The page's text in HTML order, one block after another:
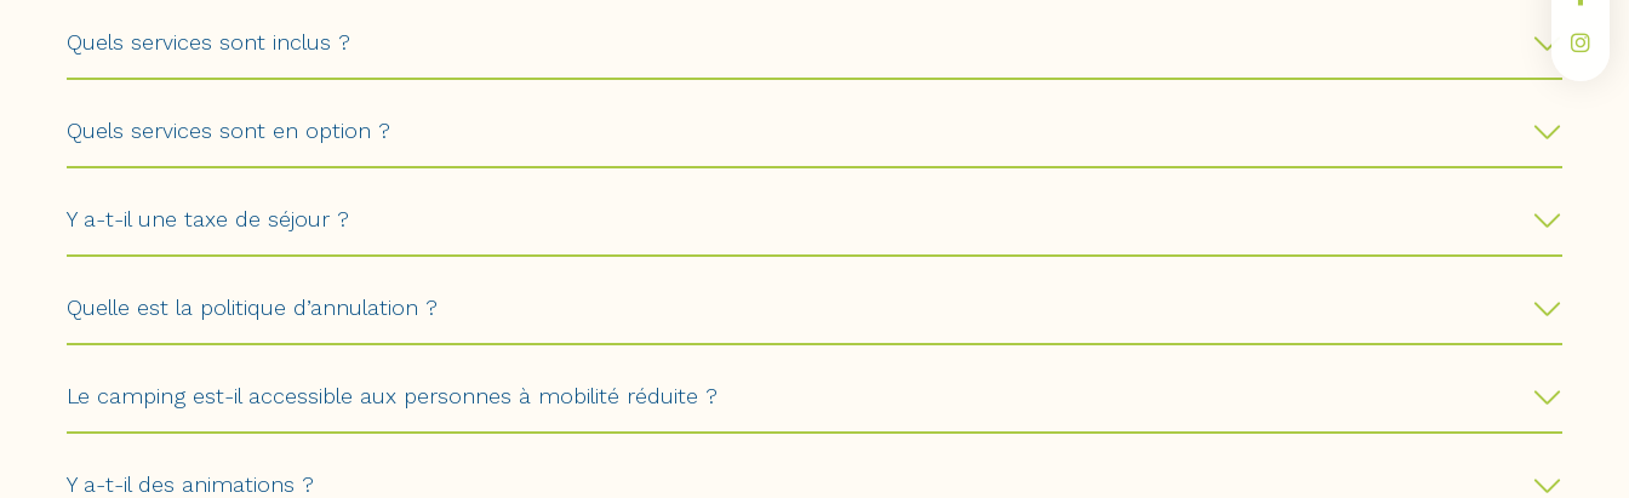
Quels services sont inclus ?
Quels services sont en option ?
Y a-t-il une taxe de séjour ?
Quelle est la politique d’annulation ?
Le camping est-il accessible aux personnes à mobilité réduite ?
Y a-t-il des animations ?